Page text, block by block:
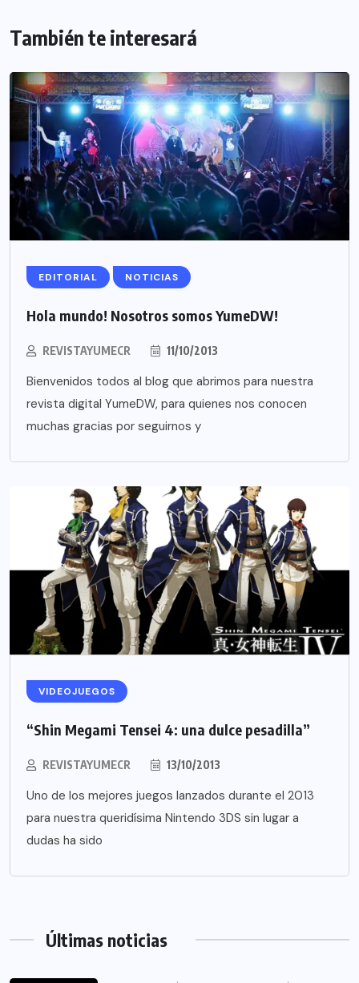
También te interesará
EDITORIAL NOTICIAS
Hola mundo! Nosotros somos YumeDW!
REVISTAYUMECR 11/10/2013
Bienvenidos todos al blog que abrimos para nuestra
revista digital YumeDW, para quienes nos conocen
muchas gracias por seguirnos y
VIDEOJUEGOS
“Shin Megami Tensei 4: una dulce pesadilla”
REVISTAYUMECR 13/10/2013
Uno de los mejores juegos lanzados durante el 2013
para nuestra queridísima Nintendo 3DS sin lugar a
dudas ha sido
Últimas noticias